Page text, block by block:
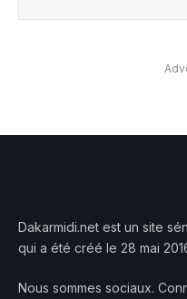
Dakarmidi.net est un site
qui a été créé le 28 mai
Nous sommes sociaux.